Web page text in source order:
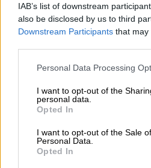
IAB’s list of downstream
also be disclosed by us to third
Downstream Participants that may
Please note that this website/app
not limited to your visit or usage
grant or deny consent to Google
use your data for below specified
consent section.
Personal Data Processing
I want to opt-out of the
personal data.
Opted In
I want to opt-out of the Sale
Personal Data.
Opted In
Κατά τη διάρκεια του
Πρωταθλήματος που
24χρονος πρωταθλητής
μέτρα και 93 εκατοστά,
προηγούμενη κορυφαία
πέτυχε πριν από εννέα
Μπιντγκόζ.
Μάλιστα ο Καραλής
χρυσό με 5,72μ., έβαλε